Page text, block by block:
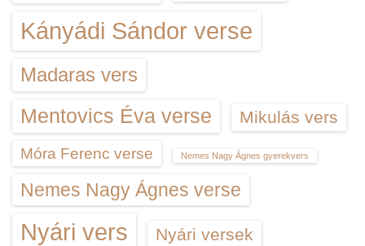
Kányádi Sándor verse
Madaras vers
Mentovics Éva verse Mikulás vers
Móra Ferenc verse Nemes Nagy Ágnes gyerekvers
Nemes Nagy Ágnes verse
Nyári vers Nyári versek